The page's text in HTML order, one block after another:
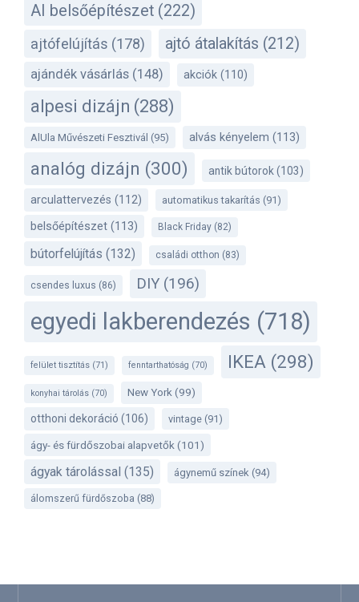
AI belsőépítészet (222)
ajtófelújítás (178) ajtó átalakítás (212)
ajándék vásárlás (148) akciók (110)
alpesi dizájn (288)
AlUla Művészeti Fesztivál (95) alvás kényelem (113)
analóg dizájn (300) antik bútorok (103)
arculattervezés (112) automatikus takarítás (91)
belsőépítészet (113) Black Friday (82)
bútorfelújítás (132) családi otthon (83)
csendes luxus (86) DIY (196)
egyedi lakberendezés (718)
felület tisztítás (71) fenntarthatóság (70) IKEA (298)
konyhai tárolás (70) New York (99)
otthoni dekoráció (106) vintage (91)
ágy- és fürdőszobai alapvetők (101)
ágyak tárolással (135) ágynemű színek (94)
álomszerű fürdőszoba (88)